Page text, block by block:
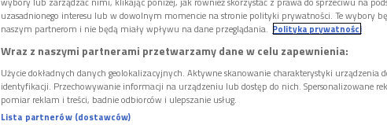
uzasadnionego interesu lub w dowolnym momencie na stronie polityki prywatności. Te wybory
naszym partnerom i nie będą miały wpływu na dane przeglądania. Polityka prywatności
Wraz z naszymi partnerami przetwarzamy dane w celu zapewnienia:
Użycie dokładnych danych geolokalizacyjnych. Aktywne skanowanie charakterystyki urządzenia
identyfikacji. Przechowywanie informacji na urządzeniu lub dostęp do nich. Spersonalizowane
pomiar reklam i treści, badnie odbiorców i ulepszanie usług.
Lista partnerów (dostawców)